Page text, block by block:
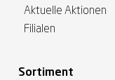
Aktuelle Aktionen
Filialen
Sortiment